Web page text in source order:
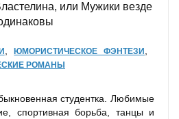
или Мужики везде
,ЮМОРИСТИЧЕСКОЕ ФЭНТЕЗИ
РОМАНЫ
студентка. Любимые
спортивная борьба, танцы и